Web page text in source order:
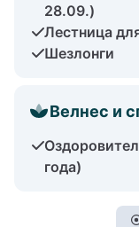
28.09.)
Лестница
Шезлонги
Велнес и
года)